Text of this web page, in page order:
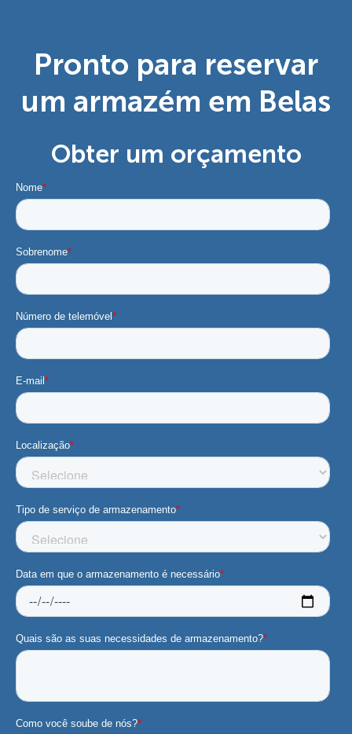
Pronto para reservar
um armazém em Belas
Obter um orçamento